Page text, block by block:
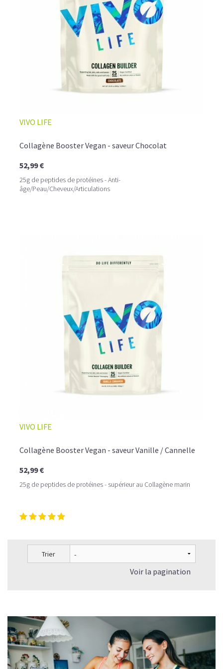
☕ LATTE MACCHIATO GLACÉ
Un café riche avec un soupçon de caramel pour un
moment de pure détente… ou de concentration avant le
Une énergie immédiate et stable, sans pic de glycémie,
qui vous accompagne toute la matinée et un allié parfait
Pour ceux qui veulent retrouver le plaisir d’un vrai café
glacé, sans se sentir lourd ni affamé.
🍯 CAFÉ FRAPPÉ AU CARAMEL PROTÉINÉ
LE PLAISIR D’UN DESSERT GLACÉ, SANS LE SUCRE EN
TROP
VIVO LIFE
Collagène Booster Vegan - saveur Chocolat
52,99 €
25g de peptides de protéines - Anti-
âge/Peau/Cheveux/Articulations
VIVO LIFE
Collagène Booster Vegan - saveur Vanille / Cannelle
52,99 €
25g de peptides de protéines - supérieur au Collagène marin
Trier
Voir la pagination